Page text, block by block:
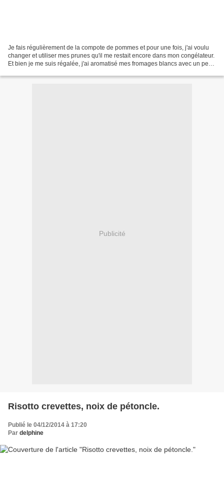
Je fais régulièrement de la compote de pommes et pour une fois, j'ai voulu
changer et utiliser mes prunes qu'il me restait encore dans mon congélateur.
Et bien je me suis régalée, j'ai aromatisé mes fromages blancs avec un peu
Publicité
Risotto crevettes, noix de pétoncle.
Publié le 04/12/2014 à 17:20
Par delphine